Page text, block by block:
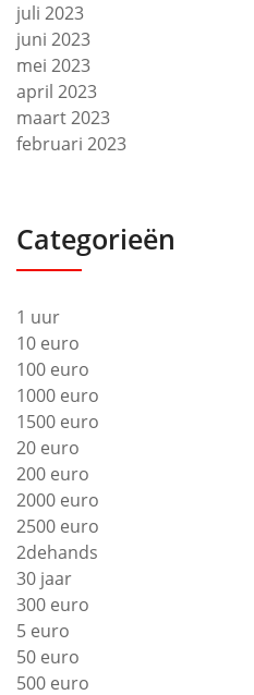
juli 2023
juni 2023
mei 2023
april 2023
maart 2023
februari 2023
Categorieën
1 uur
10 euro
100 euro
1000 euro
1500 euro
20 euro
200 euro
2000 euro
2500 euro
2dehands
30 jaar
300 euro
5 euro
50 euro
500 euro